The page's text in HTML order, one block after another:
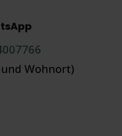
Wohnort)